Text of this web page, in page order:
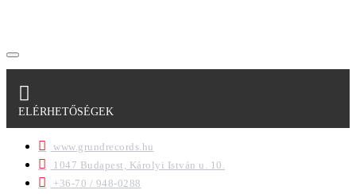
ELÉRHETŐSÉGEK
www.grundrecords.hu
1047 Budapest, Károlyi István u. 10.
+36-70 / 948-0288